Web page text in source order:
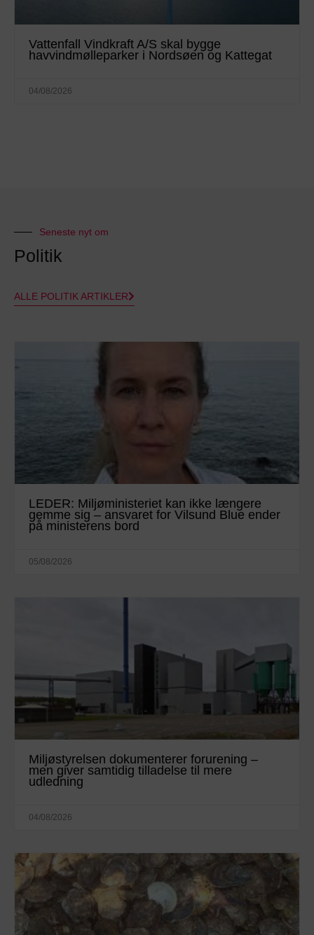
Vattenfall Vindkraft A/S skal bygge
havvindmølleparker i Nordsøen og Kattegat
04/08/2026
Seneste nyt om
Politik
ALLE POLITIK ARTIKLER
LEDER: Miljøministeriet kan ikke længere
gemme sig – ansvaret for Vilsund Blue ender
på ministerens bord
05/08/2026
Miljøstyrelsen dokumenterer forurening –
men giver samtidig tilladelse til mere
udledning
04/08/2026